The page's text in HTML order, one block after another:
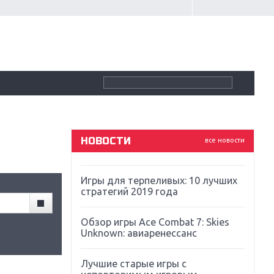
все новости
НОВОСТИ
Souls
Far Cry 5: хвалить нельзя ругать
Игры для терпеливых: 10 лучших
стратегий 2019 года
Обзор игры Ace Combat 7: Skies
Unknown: авиаренессанс
Лучшие старые игры с